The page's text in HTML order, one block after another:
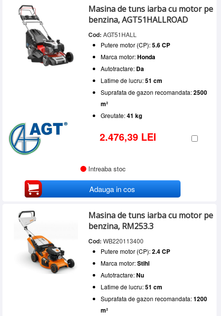
Masina de tuns iarba cu motor pe
benzina, AGT51HALLROAD
Cod: AGT51HALL
Putere motor (CP):5.6 CP
Marca motor:Honda
Autotractare: Da
Latime de lucru:51 cm
Suprafata de gazon recomandata:2500
m²
Greutate:41 kg
2.476,39 LEI
Intreaba stoc
Adauga in cos
Masina de tuns iarba cu motor pe
benzina, RM253.3
Cod: WB220113400
Putere motor (CP):2.4 CP
Marca motor:Stihl
Autotractare:Nu
Latime de lucru:51 cm
Suprafata de gazon recomandata:1200
m²